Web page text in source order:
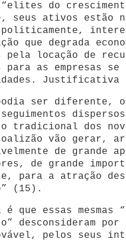
“elites do
seus ativos estão
politicamente,
que degrada
pela locação de
as empresas se
Justificativa
podia ser diferente, o
tradicional dos
vão gerar,
de grande
de grande
para a atração
(15).
é que essas
desconsideram
pelos seus